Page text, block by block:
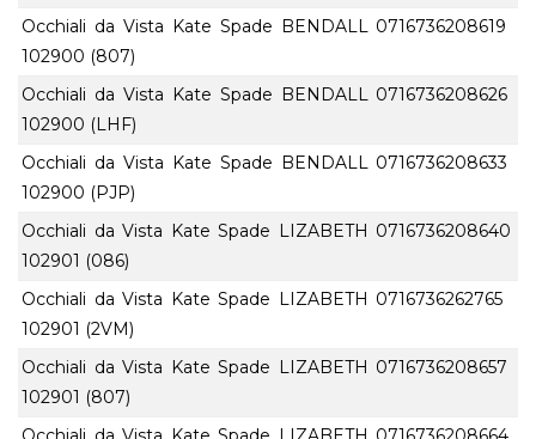
Occhiali da Vista Kate Spade BENDALL
102900 (807)
0716736208619
Occhiali da Vista Kate Spade BENDALL
102900 (LHF)
0716736208626
Occhiali da Vista Kate Spade BENDALL
102900 (PJP)
0716736208633
Occhiali da Vista Kate Spade LIZABETH
102901 (086)
0716736208640
Occhiali da Vista Kate Spade LIZABETH
102901 (2VM)
0716736262765
Occhiali da Vista Kate Spade LIZABETH
102901 (807)
0716736208657